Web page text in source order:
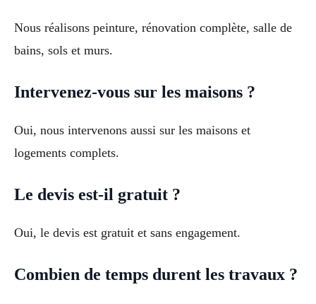
Nous réalisons peinture, rénovation complète, salle de
bains, sols et murs.
Intervenez-vous sur les maisons ?
Oui, nous intervenons aussi sur les maisons et
logements complets.
Le devis est-il gratuit ?
Oui, le devis est gratuit et sans engagement.
Combien de temps durent les travaux ?